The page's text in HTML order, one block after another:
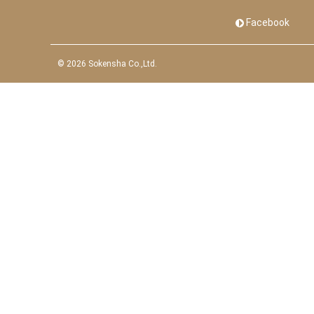
Facebook
© 2026 Sokensha Co.,Ltd.